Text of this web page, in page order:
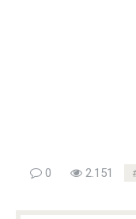
0 2.151